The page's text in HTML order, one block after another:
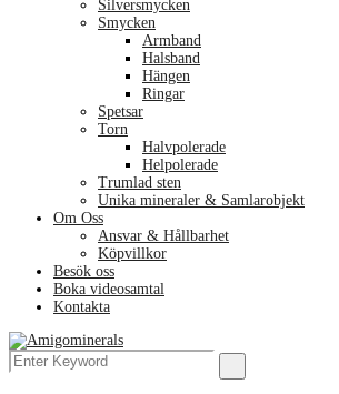
Silversmycken
Smycken
Armband
Halsband
Hängen
Ringar
Spetsar
Torn
Halvpolerade
Helpolerade
Trumlad sten
Unika mineraler & Samlarobjekt
Om Oss
Ansvar & Hållbarhet
Köpvillkor
Besök oss
Boka videosamtal
Kontakta
Menu
Search
for:
Search